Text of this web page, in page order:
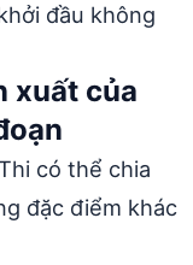
đầu không
xuất của
có thể chia
đặc điểm khác